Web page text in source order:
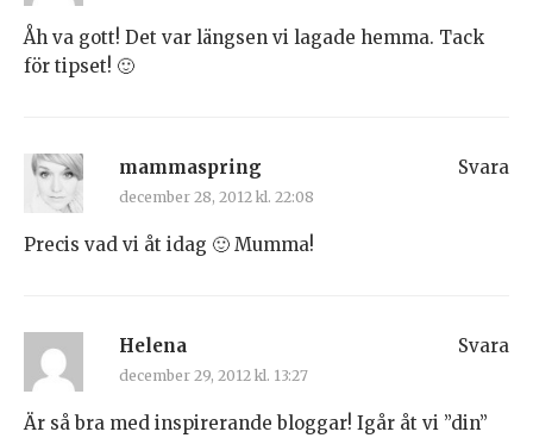
Åh va gott! Det var längsen vi lagade hemma. Tack
för tipset! 🙂
mammaspring
december 28, 2012 kl. 22:08
Precis vad vi åt idag 🙂 Mumma!
Svara
Helena
december 29, 2012 kl. 13:27
Är så bra med inspirerande bloggar! Igår åt vi ”din”
Svara